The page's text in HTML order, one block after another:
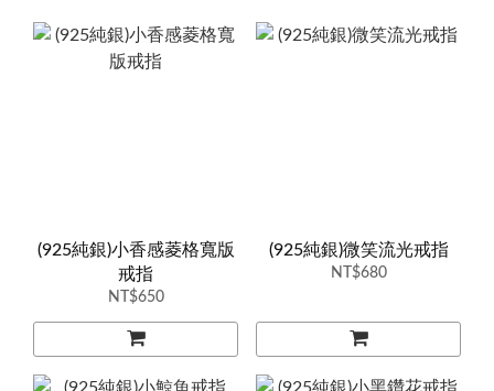
(925純銀)小香感菱格寬版
戒指
NT$650
(925純銀)微笑流光戒指
NT$680